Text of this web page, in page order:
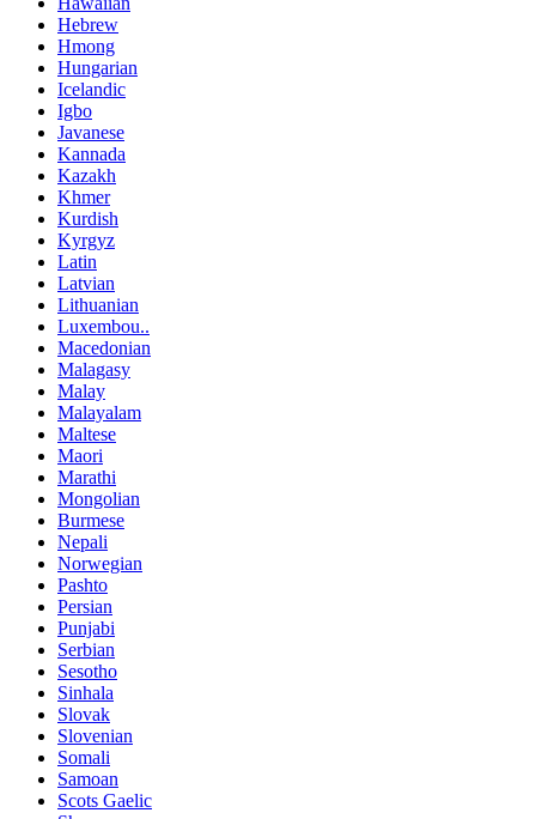
Hebrew
Hmong
Hungarian
Icelandic
Igbo
Javanese
Kannada
Kazakh
Khmer
Kurdish
Kyrgyz
Latin
Latvian
Lithuanian
Luxembou..
Macedonian
Malagasy
Malay
Malayalam
Maltese
Maori
Marathi
Mongolian
Burmese
Nepali
Norwegian
Pashto
Persian
Punjabi
Serbian
Sesotho
Sinhala
Slovak
Slovenian
Somali
Samoan
Scots Gaelic